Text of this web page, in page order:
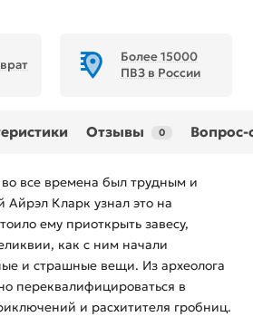
Более 15000
ПВЗ в России
Отзывы 0 Вопрос-
во все времена был трудным и
Кларк узнал это на
ему приоткрыть завесу,
как с ним начали
и страшные вещи. Из археолога
переквалифицироваться в
и расхитителя гробниц.